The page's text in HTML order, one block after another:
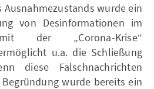
Ausnahmezustands wurde ein
von Desinformationen im
der „Corona-Krise“
u.a. die Schließung
diese Falschnachrichten
wurde bereits ein